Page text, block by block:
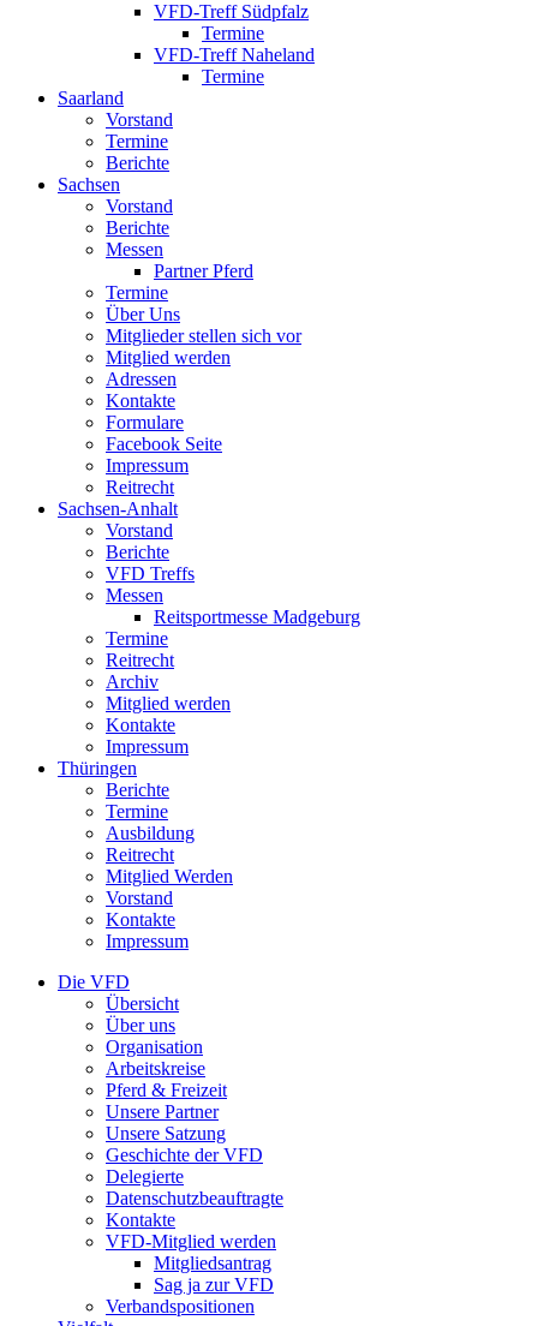
VFD-Treff Südpfalz
Termine
VFD-Treff Naheland
Termine
Saarland
Vorstand
Termine
Berichte
Sachsen
Vorstand
Berichte
Messen
Partner Pferd
Termine
Über Uns
Mitglieder stellen sich vor
Mitglied werden
Adressen
Kontakte
Formulare
Facebook Seite
Impressum
Reitrecht
Sachsen-Anhalt
Vorstand
Berichte
VFD Treffs
Messen
Reitsportmesse Madgeburg
Termine
Reitrecht
Archiv
Mitglied werden
Kontakte
Impressum
Thüringen
Berichte
Termine
Ausbildung
Reitrecht
Mitglied Werden
Vorstand
Kontakte
Impressum
Die VFD
Übersicht
Über uns
Organisation
Arbeitskreise
Pferd & Freizeit
Unsere Partner
Unsere Satzung
Geschichte der VFD
Delegierte
Datenschutzbeauftragte
Kontakte
VFD-Mitglied werden
Mitgliedsantrag
Sag ja zur VFD
Verbandspositionen